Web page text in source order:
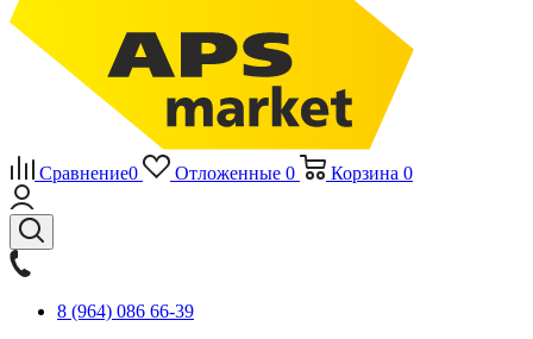
Сравнение0 Отложенные 0 Корзина 0
8 (964) 086 66-39